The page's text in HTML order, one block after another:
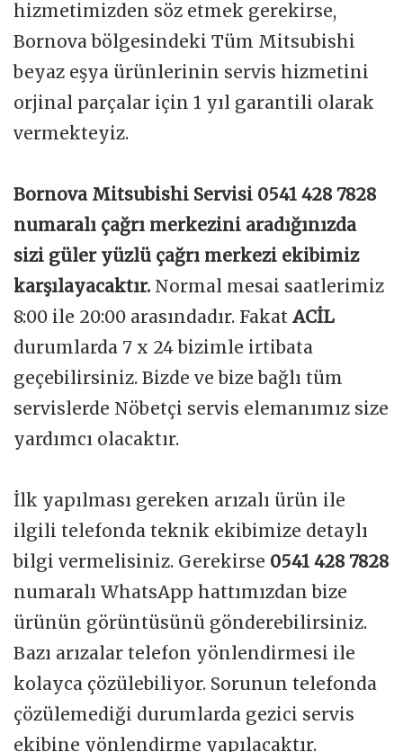
hizmetimizden söz etmek gerekirse,
Bornova bölgesindeki Tüm Mitsubishi
beyaz eşya ürünlerinin servis hizmetini
orjinal parçalar için 1 yıl garantili olarak
vermekteyiz.
Bornova Mitsubishi Servisi 0541 428 7828
numaralı çağrı merkezini aradığınızda
sizi güler yüzlü çağrı merkezi ekibimiz
karşılayacaktır. Normal mesai saatlerimiz
8:00 ile 20:00 arasındadır. Fakat ACİL
durumlarda 7 x 24 bizimle irtibata
geçebilirsiniz. Bizde ve bize bağlı tüm
servislerde Nöbetçi servis elemanımız size
yardımcı olacaktır.
İlk yapılması gereken arızalı ürün ile
ilgili telefonda teknik ekibimize detaylı
bilgi vermelisiniz. Gerekirse 0541 428 7828
numaralı WhatsApp hattımızdan bize
ürünün görüntüsünü gönderebilirsiniz.
Bazı arızalar telefon yönlendirmesi ile
kolayca çözülebiliyor. Sorunun telefonda
çözülemediği durumlarda gezici servis
ekibine yönlendirme yapılacaktır.